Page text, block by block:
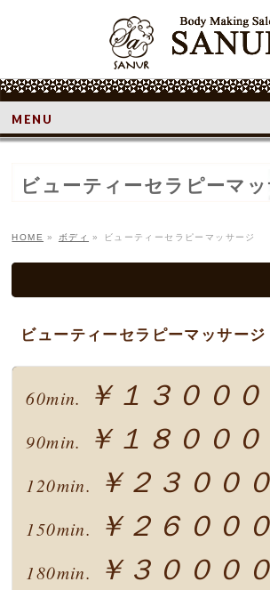
MENU
ビューティーセラピーマ
HOME » ボディ » ビューティーセラピーマッサージ
ビューティーセラピーマッサージ
60min. ￥１３０００
90min. ￥１８０００
120min. ￥２３０００
150min. ￥２６０００
180min. ￥３００００